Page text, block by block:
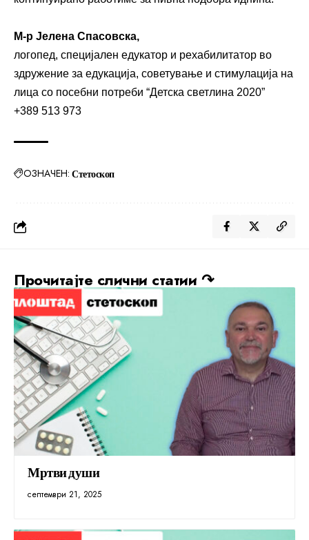
М-р Јелена Спасовска,
логопед, специјален едукатор и рехабилитатор во
здружение за едукација, советување и стимулација на
лица со посебни потреби “Детска светлина 2020”
+389 513 973
ОЗНАЧЕН: Стетоскоп
Прочитајте слични статии ↷
Мртви души
септември 21, 2025